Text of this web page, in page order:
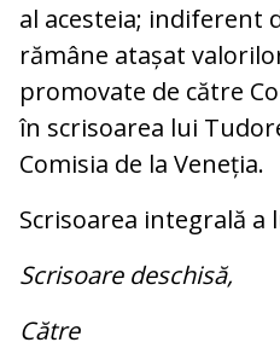
al acesteia; indiferent
rămâne atașat
promovate de către
în scrisoarea lui
Comisia de la Veneția.
Scrisoarea integrală a
Scrisoare deschisă,
Către